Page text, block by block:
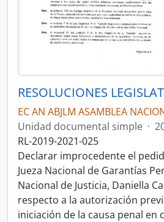
EC AN ABJLM ASAMBLEA
Unidad documental simple ·
RL-2019-2021-025
Declarar improcedente el
Jueza Nacional de Garantías
Nacional de Justicia, Daniella
respecto a la autorización
iniciación de la causa penal en